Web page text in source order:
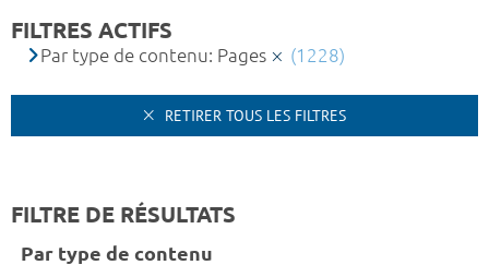
FILTRES ACTIFS
Par type de contenu: Pages (1228)
RETIRER TOUS LES FILTRES
FILTRE DE RÉSULTATS
Par type de contenu